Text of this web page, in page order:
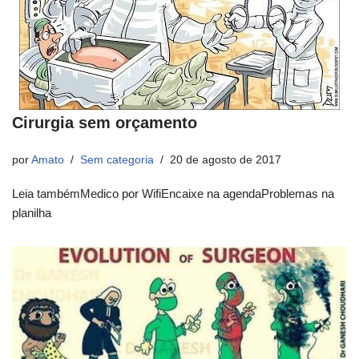
Cirurgia sem orçamento
por Amato Sem categoria 20 de agosto de 2017
Leia tambémMedico por WifiEncaixe na agendaProblemas na
planilha